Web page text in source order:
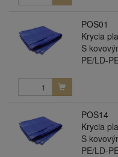
POS01
Krycia
S
PE/LD-
POS14
Krycia
S
PE/LD-